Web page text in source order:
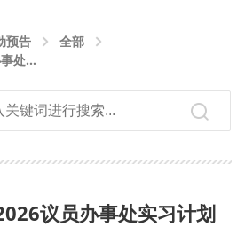
预告
全部
处实
议员办事处实习计划